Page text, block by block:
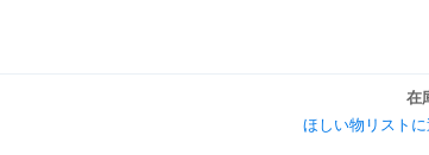
在
ほしい物リストに